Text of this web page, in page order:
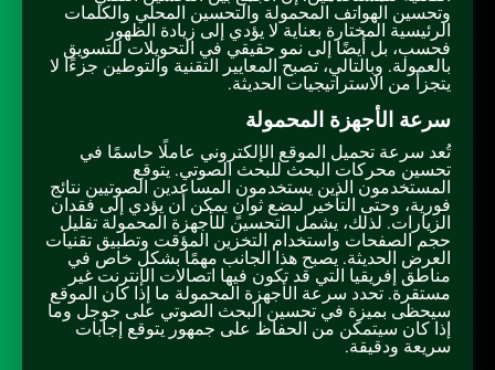
وتحسين الهواتف المحمولة والتحسين المحلي والكلمات
الرئيسية المختارة بعناية لا يؤدي إلى زيادة الظهور
فحسب، بل أيضًا إلى نمو حقيقي في التحويلات للتسويق
بالعمولة. وبالتالي، تصبح المعايير التقنية والتوطين جزءًا لا
يتجزأ من الاستراتيجيات الحديثة.
سرعة الأجهزة المحمولة
تُعد سرعة تحميل الموقع الإلكتروني عاملًا حاسمًا في
تحسين محركات البحث للبحث الصوتي. يتوقع
المستخدمون الذين يستخدمون المساعدين الصوتيين نتائج
فورية، وحتى التأخير لبضع ثوانٍ يمكن أن يؤدي إلى فقدان
الزيارات. لذلك، يشمل التحسين للأجهزة المحمولة تقليل
حجم الصفحات واستخدام التخزين المؤقت وتطبيق تقنيات
العرض الحديثة. يصبح هذا الجانب مهمًا بشكل خاص في
مناطق إفريقيا التي قد تكون فيها اتصالات الإنترنت غير
مستقرة. تحدد سرعة الأجهزة المحمولة ما إذا كان الموقع
سيحظى بميزة في تحسين البحث الصوتي على جوجل وما
إذا كان سيتمكن من الحفاظ على جمهور يتوقع إجابات
سريعة ودقيقة.